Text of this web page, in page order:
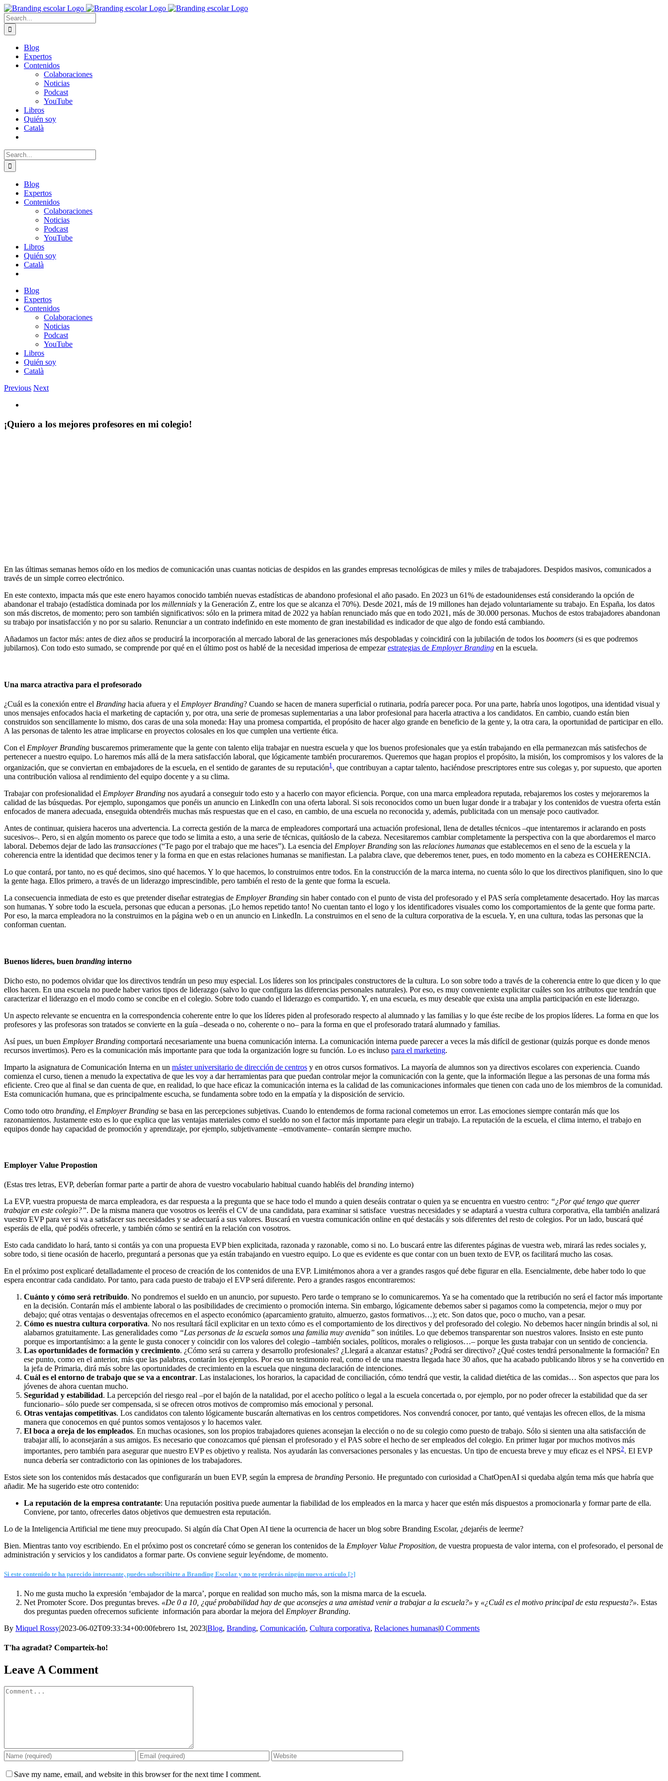
Skip
to
content
Search
for:
Blog
Expertos
Contenidos
Colaboraciones
Noticias
Podcast
YouTube
Libros
Quién soy
Català
Search
for:
Blog
Expertos
Contenidos
Colaboraciones
Noticias
Podcast
YouTube
Libros
Quién soy
Català
Blog
Expertos
Contenidos
Colaboraciones
Noticias
Podcast
YouTube
Libros
Quién soy
Català
Previous Next
Image
¡Quiero a los mejores profesores en mi colegio!
En las últimas semanas hemos oído en los medios de comunicación unas cuantas noticias de despidos en las grandes empresas tecnológicas de miles y miles de trabajadores. Despidos masivos, comunicados a
través de un simple correo electrónico.
En este contexto, impacta más que este enero hayamos conocido también nuevas estadísticas de abandono profesional el año pasado. En 2023 un 61% de estadounidenses está considerando la opción de
abandonar el trabajo (estadística dominada por los millennials y la Generación Z, entre los que se alcanza el 70%). Desde 2021, más de 19 millones han dejado voluntariamente su trabajo. En España, los datos
son más discretos, de momento; pero son también significativos: sólo en la primera mitad de 2022 ya habían renunciado más que en todo 2021, más de 30.000 personas. Muchos de estos trabajadores abandonan
su trabajo por insatisfacción y no por su salario. Renunciar a un contrato indefinido en este momento de gran inestabilidad es indicador de que algo de fondo está cambiando.
Añadamos un factor más: antes de diez años se producirá la incorporación al mercado laboral de las generaciones más despobladas y coincidirá con la jubilación de todos los boomers (si es que podremos
jubilarnos). Con todo esto sumado, se comprende por qué en el último post os hablé de la necesidad imperiosa de empezarestrategias de Employer Branding en la escuela.
Una marca atractiva para el profesorado
¿Cuál es la conexión entre el Branding hacia afuera y el Employer Branding? Cuando se hacen de manera superficial o rutinaria, podría parecer poca. Por una parte, habría unos logotipos, una identidad visual y
unos mensajes enfocados hacia el marketing de captación y, por otra, una serie de promesas suplementarias a una labor profesional para hacerla atractiva a los candidatos. En cambio, cuando están bien
construidos son sencillamente lo mismo, dos caras de una sola moneda: Hay una promesa compartida, el propósito de hacer algo grande en beneficio de la gente y, la otra cara, la oportunidad de participar en ello.
A las personas de talento les atrae implicarse en proyectos colosales en los que cumplen una vertiente ética.
Con el Employer Branding buscaremos primeramente que la gente con talento elija trabajar en nuestra escuela y que los buenos profesionales que ya están trabajando en ella permanezcan más satisfechos de
pertenecer a nuestro equipo. Lo haremos más allá de la mera satisfacción laboral, que lógicamente también procuraremos. Queremos que hagan propios el propósito, la misión, los compromisos y los valores de la
organización, que se conviertan en embajadores de la escuela, en el sentido de garantes de su reputación1 , que contribuyan a captar talento, haciéndose prescriptores entre sus colegas y, por supuesto, que aporten
una contribución valiosa al rendimiento del equipo docente y a su clima.
Trabajar con profesionalidad el Employer Branding nos ayudará a conseguir todo esto y a hacerlo con mayor eficiencia. Porque, con una marca empleadora reputada, rebajaremos los costes y mejoraremos la
calidad de las búsquedas. Por ejemplo, supongamos que ponéis un anuncio en LinkedIn con una oferta laboral. Si sois reconocidos como un buen lugar donde ir a trabajar y los contenidos de vuestra oferta están
enfocados de manera adecuada, enseguida obtendréis muchas más respuestas que en el caso, en cambio, de una escuela no reconocida y, además, publicitada con un mensaje poco cautivador.
Antes de continuar, quisiera haceros una advertencia. La correcta gestión de la marca de empleadores comportará una actuación profesional, llena de detalles técnicos –que intentaremos ir aclarando en posts
sucesivos–. Pero, si en algún momento os parece que todo se limita a esto, a una serie de técnicas, quitáoslo de la cabeza. Necesitaremos cambiar completamente la perspectiva con la que abordaremos el marco
laboral. Debemos dejar de lado las transacciones (“Te pago por el trabajo que me haces”). La esencia del Employer Branding son las relaciones humanas que establecemos en el seno de la escuela y la
coherencia entre la identidad que decimos tener y la forma en que en estas relaciones humanas se manifiestan. La palabra clave, que deberemos tener, pues, en todo momento en la cabeza es COHERENCIA.
Lo que contará, por tanto, no es qué decimos, sino qué hacemos. Y lo que hacemos, lo construimos entre todos. En la construcción de la marca interna, no cuenta sólo lo que los directivos planifiquen, sino lo que
la gente haga. Ellos primero, a través de un liderazgo imprescindible, pero también el resto de la gente que forma la escuela.
La consecuencia inmediata de esto es que pretender diseñar estrategias de Employer Branding sin haber contado con el punto de vista del profesorado y el PAS sería completamente desacertado. Hoy las marcas
son humanas. Y sobre todo la escuela, personas que educan a personas. ¡Lo hemos repetido tanto! No cuentan tanto el logo y los identificadores visuales como los comportamientos de la gente que forma parte.
Por eso, la marca empleadora no la construimos en la página web o en un anuncio en LinkedIn. La construimos en el seno de la cultura corporativa de la escuela. Y, en una cultura, todas las personas que la
conforman cuentan.
Buenos líderes, buen branding interno
Dicho esto, no podemos olvidar que los directivos tendrán un peso muy especial. Los líderes son los principales constructores de la cultura. Lo son sobre todo a través de la coherencia entre lo que dicen y lo que
ellos hacen. En una escuela no puede haber varios tipos de liderazgo (salvo lo que configura las diferencias personales naturales). Por eso, es muy conveniente explicitar cuáles son los atributos que tendrán que
caracterizar el liderazgo en el modo como se concibe en el colegio. Sobre todo cuando el liderazgo es compartido. Y, en una escuela, es muy deseable que exista una amplia participación en este liderazgo.
Un aspecto relevante se encuentra en la correspondencia coherente entre lo que los líderes piden al profesorado respecto al alumnado y las familias y lo que éste recibe de los propios líderes. La forma en que los
profesores y las profesoras son tratados se convierte en la guía –deseada o no, coherente o no– para la forma en que el profesorado tratará alumnado y familias.
Así pues, un buen Employer Branding comportará necesariamente una buena comunicación interna. La comunicación interna puede parecer a veces la más difícil de gestionar (quizás porque es donde menos
recursos invertimos). Pero es la comunicación más importante para que toda la organización logre su función. Lo es incluso para el marketing.
Imparto la asignatura de Comunicación Interna en un máster universitario de dirección de centros y en otros cursos formativos. La mayoría de alumnos son ya directivos escolares con experiencia. Cuando
comienza el curso, tienen a menudo la expectativa de que les voy a dar herramientas para que puedan controlar mejor la comunicación con la gente, que la información llegue a las personas de una forma más
eficiente. Creo que al final se dan cuenta de que, en realidad, lo que hace eficaz la comunicación interna es la calidad de las comunicaciones informales que tienen con cada uno de los miembros de la comunidad.
Esta comunicación humana, que es principalmente escucha, se fundamenta sobre todo en la empatía y la disposición de servicio.
Como todo otro branding, el Employer Branding se basa en las percepciones subjetivas. Cuando lo entendemos de forma racional cometemos un error. Las emociones siempre contarán más que los
razonamientos. Justamente esto es lo que explica que las ventajas materiales como el sueldo no son el factor más importante para elegir un trabajo. La reputación de la escuela, el clima interno, el trabajo en
equipos donde hay capacidad de promoción y aprendizaje, por ejemplo, subjetivamente –emotivamente– contarán siempre mucho.
Employer Value Propostion
(Estas tres letras, EVP, deberían formar parte a partir de ahora de vuestro vocabulario habitual cuando habléis del branding interno)
La EVP, vuestra propuesta de marca empleadora, es dar respuesta a la pregunta que se hace todo el mundo a quien deseáis contratar o quien ya se encuentra en vuestro centro: “¿Por qué tengo que querer
trabajar en este colegio?”. De la misma manera que vosotros os leeréis el CV de una candidata, para examinar si satisface vuestras necesidades y se adaptará a vuestra cultura corporativa, ella también analizará
vuestro EVP para ver si va a satisfacer sus necesidades y se adecuará a sus valores. Buscará en vuestra comunicación online en qué destacáis y sois diferentes del resto de colegios. Por un lado, buscará qué
esperáis de ella, qué podéis ofrecerle, y también cómo se sentirá en la relación con vosotros.
Esto cada candidato lo hará, tanto si contáis ya con una propuesta EVP bien explicitada, razonada y razonable, como si no. Lo buscará entre las diferentes páginas de vuestra web, mirará las redes sociales y,
sobre todo, si tiene ocasión de hacerlo, preguntará a personas que ya están trabajando en vuestro equipo. Lo que es evidente es que contar con un buen texto de EVP, os facilitará mucho las cosas.
En el próximo post explicaré detalladamente el proceso de creación de los contenidos de una EVP. Limitémonos ahora a ver a grandes rasgos qué debe figurar en ella. Esencialmente, debe haber todo lo que
espera encontrar cada candidato. Por tanto, para cada puesto de trabajo el EVP será diferente. Pero a grandes rasgos encontraremos:
Cuánto y cómo será retribuido. No pondremos el sueldo en un anuncio, por supuesto. Pero tarde o temprano se lo comunicaremos. Ya se ha comentado que la retribución no será el factor más importante
en la decisión. Contarán más el ambiente laboral o las posibilidades de crecimiento o promoción interna. Sin embargo, lógicamente debemos saber si pagamos como la competencia, mejor o muy por
debajo; qué otras ventajas o desventajas ofrecemos en el aspecto económico (aparcamiento gratuito, almuerzo, gastos formativos…); etc. Son datos que, poco o mucho, van a pesar.
Cómo es nuestra cultura corporativa. No nos resultará fácil explicitar en un texto cómo es el comportamiento de los directivos y del profesorado del colegio. No debemos hacer ningún brindis al sol, ni
alabarnos gratuitamente. Las generalidades como “Las personas de la escuela somos una familia muy avenida” son inútiles. Lo que debemos transparentar son nuestros valores. Insisto en este punto
porque es importantísimo: a la gente le gusta conocer y coincidir con los valores del colegio –también sociales, políticos, morales o religiosos…– porque les gusta trabajar con un sentido de conciencia.
Las oportunidades de formación y crecimiento. ¿Cómo será su carrera y desarrollo profesionales? ¿Llegará a alcanzar estatus? ¿Podrá ser directivo? ¿Qué costes tendrá personalmente la formación? En
ese punto, como en el anterior, más que las palabras, contarán los ejemplos. Por eso un testimonio real, como el de una maestra llegada hace 30 años, que ha acabado publicando libros y se ha convertido en
la jefa de Primaria, dirá más sobre las oportunidades de crecimiento en la escuela que ninguna declaración de intenciones.
Cuál es el entorno de trabajo que se va a encontrar. Las instalaciones, los horarios, la capacidad de conciliación, cómo tendrá que vestir, la calidad dietética de las comidas… Son aspectos que para los
jóvenes de ahora cuentan mucho.
Seguridad y estabilidad. La percepción del riesgo real –por el bajón de la natalidad, por el acecho político o legal a la escuela concertada o, por ejemplo, por no poder ofrecer la estabilidad que da ser
funcionario– sólo puede ser compensada, si se ofrecen otros motivos de compromiso más emocional y personal.
Otras ventajas competitivas. Los candidatos con talento lógicamente buscarán alternativas en los centros competidores. Nos convendrá conocer, por tanto, qué ventajas les ofrecen ellos, de la misma
manera que conocemos en qué puntos somos ventajosos y lo hacemos valer.
El boca a oreja de los empleados. En muchas ocasiones, son los propios trabajadores quienes aconsejan la elección o no de su colegio como puesto de trabajo. Sólo si sienten una alta satisfacción de
trabajar allí, lo aconsejarán a sus amigos. Es necesario que conozcamos qué piensan el profesorado y el PAS sobre el hecho de ser empleados del colegio. En primer lugar por muchos motivos más
importantes, pero también para asegurar que nuestro EVP es objetivo y realista. Nos ayudarán las conversaciones personales y las encuestas. Un tipo de encuesta breve y muy eficaz es el NPS2. El EVP
nunca debería ser contradictorio con las opiniones de los trabajadores.
Estos siete son los contenidos más destacados que configurarán un buen EVP, según la empresa de branding Personio. He preguntado con curiosidad a ChatOpenAI si quedaba algún tema más que habría que
añadir. Me ha sugerido este otro contenido:
La reputación de la empresa contratante: Una reputación positiva puede aumentar la fiabilidad de los empleados en la marca y hacer que estén más dispuestos a promocionarla y formar parte de ella.
Conviene, por tanto, ofrecerles datos objetivos que demuestren esta reputación.
Lo de la Inteligencia Artificial me tiene muy preocupado. Si algún día Chat Open AI tiene la ocurrencia de hacer un blog sobre Branding Escolar, ¿dejaréis de leerme?
Bien. Mientras tanto voy escribiendo. En el próximo post os concretaré cómo se generan los contenidos de la Employer Value Proposition, de vuestra propuesta de valor interna, con el profesorado, el personal de
administración y servicios y los candidatos a formar parte. Os conviene seguir leyéndome, de momento.
Si este contenido te ha parecido interesante, puedes subscribirte a Branding Escolar y no te perderás ningún nuevo artículo [>]
No me gusta mucho la expresión ‘embajador de la marca’, porque en realidad son mucho más, son la misma marca de la escuela.
Net Promoter Score. Dos preguntas breves. «De 0 a 10, ¿qué probabilidad hay de que aconsejes a una amistad venir a trabajar a la escuela?» y «¿Cuál es el motivo principal de esta respuesta?». Estas
dos preguntas pueden ofrecernos suficiente información para abordar la mejora del Employer Branding.
By Miquel Rossy|2023-06-02T09:33:34+00:00febrero 1st, 2023|Blog, Branding, Comunicación, Cultura corporativa, Relaciones humanas|0 Comments
T'ha agradat? Comparteix-ho!
Facebook
X
LinkedIn
WhatsApp
Telegram
Email
Leave A Comment
Comment
Save my name, email, and website in this browser for the next time I comment.